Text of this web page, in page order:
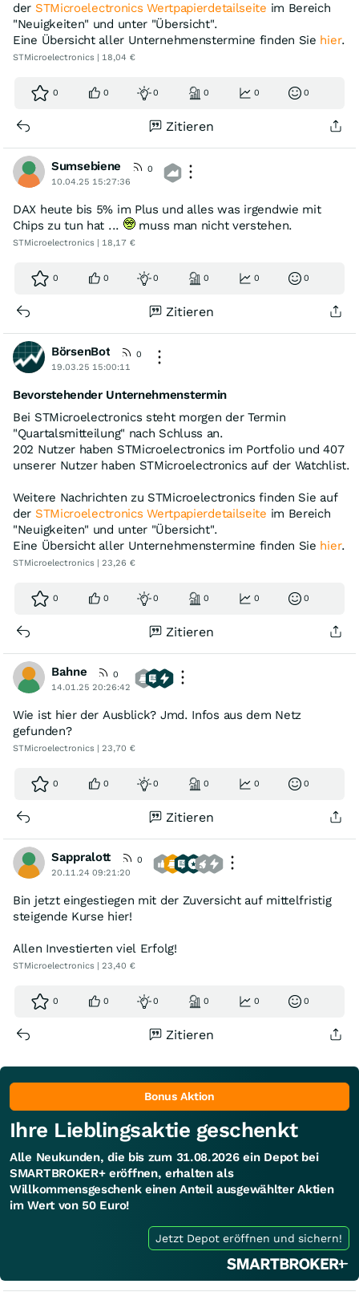
der STMicroelectronics Wertpapierdetailseite im Bereich
"Neuigkeiten" und unter "Übersicht".
Eine Übersicht aller Unternehmenstermine finden Sie hier.
STMicroelectronics | 18,04 €
0 0 0 0 0 0
Zitieren
Sumsebiene
0
10.04.25 15:27:36
DAX heute bis 5% im Plus und alles was irgendwie mit
Chips zu tun hat ...
muss man nicht verstehen.
STMicroelectronics | 18,17 €
0 0 0 0 0 0
Zitieren
BörsenBot
0
19.03.25 15:00:11
Bevorstehender Unternehmenstermin
Bei STMicroelectronics steht morgen der Termin
"Quartalsmitteilung" nach Schluss an.
202 Nutzer haben STMicroelectronics im Portfolio und 407
unserer Nutzer haben STMicroelectronics auf der Watchlist.
Weitere Nachrichten zu STMicroelectronics finden Sie auf
der STMicroelectronics Wertpapierdetailseite im Bereich
"Neuigkeiten" und unter "Übersicht".
Eine Übersicht aller Unternehmenstermine finden Sie hier.
STMicroelectronics | 23,26 €
0 0 0 0 0 0
Zitieren
Bahne
0
14.01.25 20:26:42
Wie ist hier der Ausblick? Jmd. Infos aus dem Netz
gefunden?
STMicroelectronics | 23,70 €
0 0 0 0 0 0
Zitieren
Sappralott
0
20.11.24 09:21:20
Bin jetzt eingestiegen mit der Zuversicht auf mittelfristig
steigende Kurse hier!
Allen Investierten viel Erfolg!
STMicroelectronics | 23,40 €
0 0 0 0 0 0
Zitieren
Bonus Aktion
Ihre Lieblingsaktie geschenkt
Alle Neukunden, die bis zum 31.08.2026 ein Depot bei
SMARTBROKER+ eröffnen, erhalten als
Willkommensgeschenk einen Anteil ausgewählter Aktien
im Wert von 50 Euro!
Jetzt Depot eröffnen und sichern!